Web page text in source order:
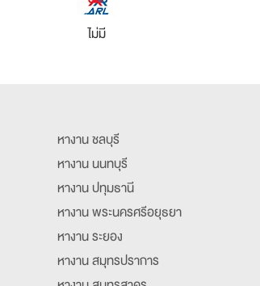
ไม่มี
หางาน ชลบุรี
หางาน นนทบุรี
หางาน ปทุมธานี
หางาน พระนครศรีอยุธยา
หางาน ระยอง
หางาน สมุทรปราการ